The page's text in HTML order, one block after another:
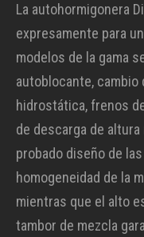
La autohormigonera
expresamente para un
modelos de la gama
autoblocante,
hidrostática, frenos
de descarga de altura
probado diseño de las
homogeneidad de la
mientras que el alto
tambor de mezcla